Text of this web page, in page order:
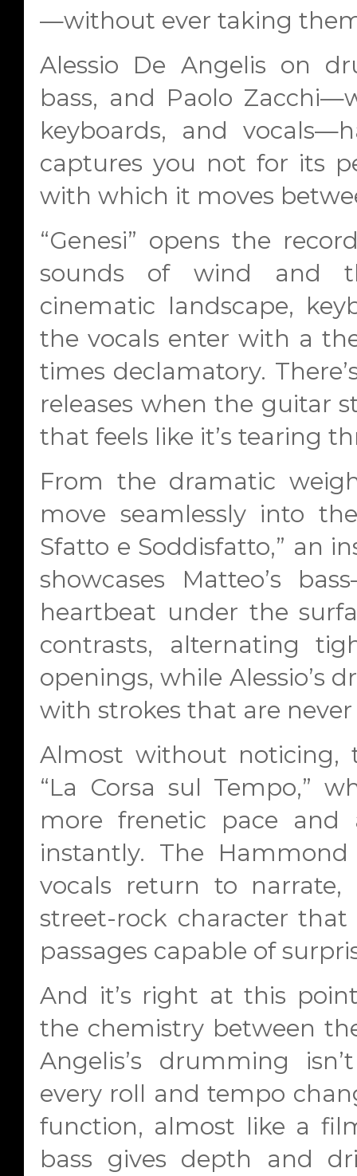
—without ever taking
Alessio De Angelis on
bass, and Paolo
keyboards, and
captures you not for its
with which it moves
“Genesi” opens the
sounds of wind and
cinematic landscape,
the vocals enter with a
times declamatory.
releases when the guitar
that feels like it’s tearing
From the dramatic
move seamlessly into
Sfatto e Soddisfatto,” an
showcases Matteo’s
heartbeat under the
contrasts, alternating
openings, while Alessio’s
with strokes that are never
Almost without noticing,
“La Corsa sul Tempo,”
more frenetic pace
instantly. The
vocals return to
street-rock character
passages capable of
And it’s right at this
the chemistry between
Angelis’s drumming
every roll and tempo
function, almost like a
bass gives depth and